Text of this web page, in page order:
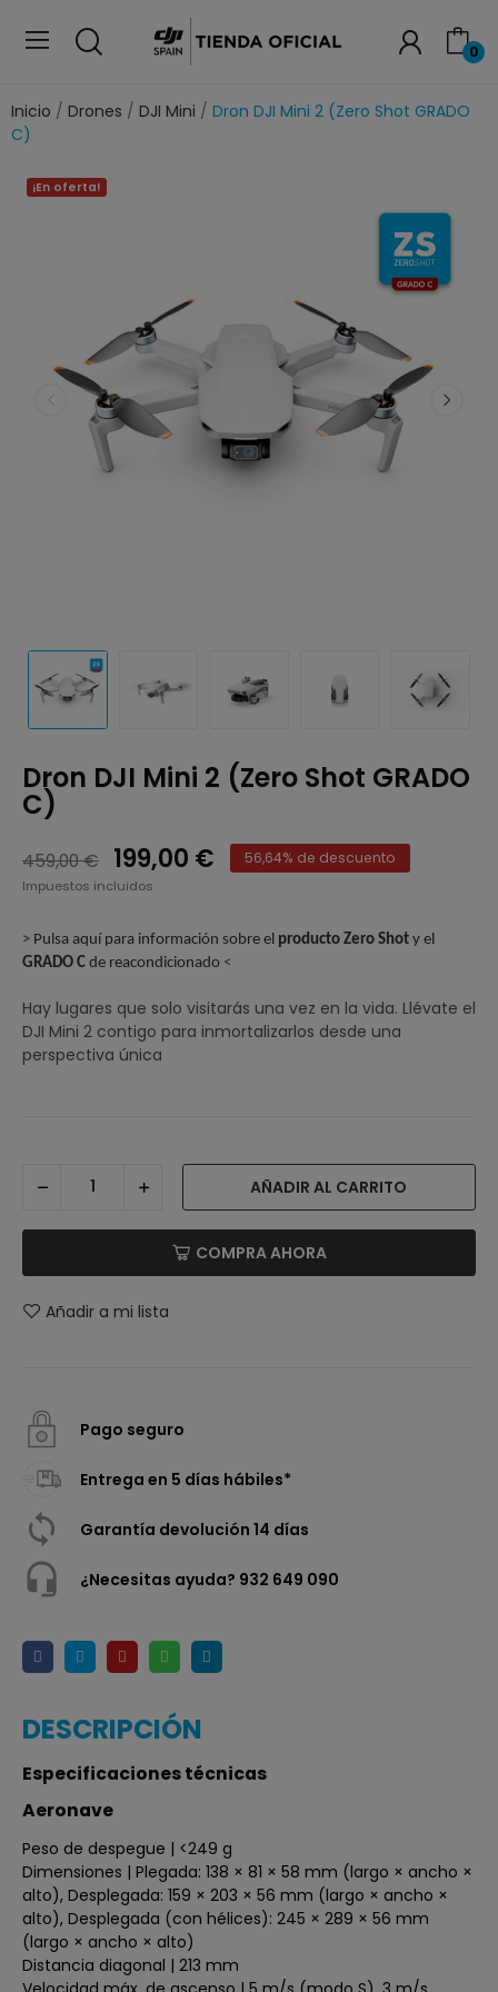
0
Inicio Drones DJI Mini
Dron DJI Mini 2 (Zero Shot GRADO
C)
¡En oferta!
Dron DJI Mini 2 (Zero Shot GRADO
C)
459,00 € 199,00 € 56,64% de descuento
Impuestos incluidos
> Pulsa aquí para información sobre el producto Zero Shot y el
GRADO C de reacondicionado <
Hay lugares que solo visitarás una vez en la vida. Llévate el
DJI Mini 2 contigo para inmortalizarlos desde una
perspectiva única
AÑADIR AL CARRITO
COMPRA AHORA
Añadir a mi lista
Pago seguro
Entrega en 5 días hábiles*
Garantía devolución 14 días
¿Necesitas ayuda? 932 649 090
DESCRIPCIÓN
Especificaciones técnicas
Aeronave
Peso de despegue | <249 g
Dimensiones | Plegada: 138 × 81 × 58 mm (largo × ancho ×
alto), Desplegada: 159 × 203 × 56 mm (largo × ancho ×
alto), Desplegada (con hélices): 245 × 289 × 56 mm
(largo × ancho × alto)
Distancia diagonal | 213 mm